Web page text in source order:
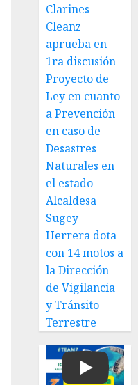
Clarines
Cleanz
aprueba en
1ra discusión
Proyecto de
Ley en cuanto
a Prevención
en caso de
Desastres
Naturales en
el estado
Alcaldesa
Sugey
Herrera dota
con 14 motos a
la Dirección
de Vigilancia
y Tránsito
Terrestre
Play